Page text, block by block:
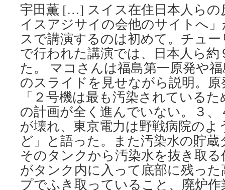
宇田薫 […] スイス在住日本人らの
イスアジサイの会他のサイトへ
スで講演するのは初めて。チュ
で行われた講演では、日本人ら約
た。 マコさんは福島第一原発や
のスライドを見せながら説明。
「２号機は最も汚染されている
の計画が全く進んでいない。３
が壊れ、東京電力は野戦病院の
ど」と語った。また汚染水の貯
そのタンクから汚染水を抜き取
がタンク内に入って底部に残っ
プでふき取っていること、廃炉